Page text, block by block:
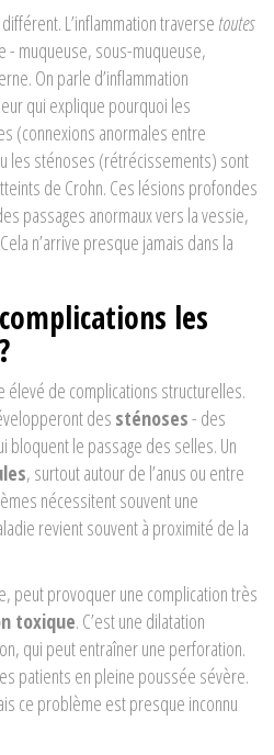
L’inflammation traverse toutes
- muqueuse, sous-muqueuse,
On parle d’inflammation
qui explique pourquoi les
(connexions anormales entre
les sténoses (rétrécissements) sont
de Crohn. Ces lésions profondes
passages anormaux vers la vessie,
n’arrive presque jamais dans la
les
élevé de complications structurelles.
des sténoses- des
bloquent le passage des selles. Un
, surtout autour de l’anus ou entre
nécessitent souvent une
revient souvent à proximité de la
peut provoquer une complication très
toxique. C’est une dilatation
qui peut entraîner une perforation.
patients en pleine poussée sévère.
ce problème est presque inconnu